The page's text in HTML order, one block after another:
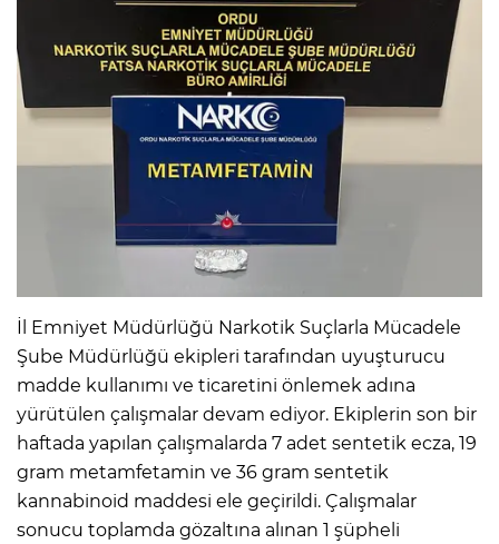
İl Emniyet Müdürlüğü Narkotik Suçlarla Mücadele
Şube Müdürlüğü ekipleri tarafından uyuşturucu
madde kullanımı ve ticaretini önlemek adına
yürütülen çalışmalar devam ediyor. Ekiplerin son bir
haftada yapılan çalışmalarda 7 adet sentetik ecza, 19
gram metamfetamin ve 36 gram sentetik
kannabinoid maddesi ele geçirildi. Çalışmalar
sonucu toplamda gözaltına alınan 1 şüpheli